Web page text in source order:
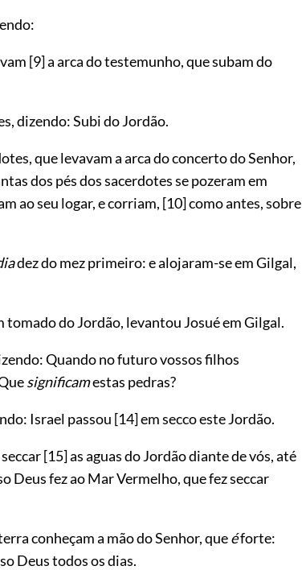
[9]a arca do testemunho, que subam do
dizendo: Subi do Jordão.
que levavam a arca do concerto do Senhor,
dos pés dos sacerdotes se pozeram em
ao seu logar, e corriam, [10]como antes, sobre
dez do mez primeiro: e alojaram-se em Gilgal,
tomado do Jordão, levantou Josué em Gilgal.
Quando no futuro vossos filhos
significamestas pedras?
Israel passou [14]em secco este Jordão.
[15]as aguas do Jordão diante de vós, até
Deus fez ao Mar Vermelho, que fez seccar
conheçam a mão do Senhor, queéforte:
Deus todos os dias.